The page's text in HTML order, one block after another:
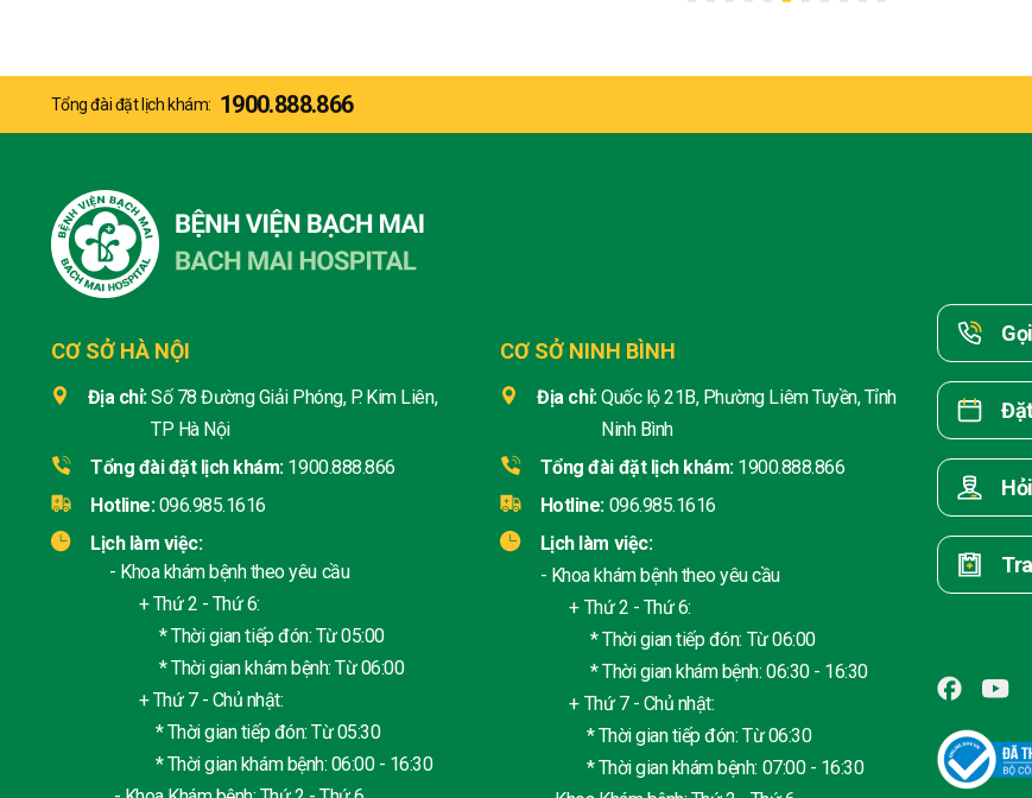
Tổng đài đặt lịch khám: 1900.888.866
CƠ SỞ HÀ NỘI
Địa chỉ:Số 78 Đường Giải Phóng, P. Kim Liên,
TP Hà Nội
Tổng đài đặt lịch khám: 1900.888.866
Hotline: 096.985.1616
Lịch làm việc:
- Khoa khám bệnh theo yêu cầu
+ Thứ 2 - Thứ 6:
* Thời gian tiếp đón: Từ 05:00
* Thời gian khám bệnh: Từ 06:00
+ Thứ 7 - Chủ nhật:
* Thời gian tiếp đón: Từ 05:30
* Thời gian khám bệnh: 06:00 - 16:30
CƠ SỞ NINH BÌNH
Địa chỉ:Quốc lộ 21B, Phường Liêm Tuyền, Tỉnh
Ninh Bình
Tổng đài đặt lịch khám: 1900.888.866
Hotline: 096.985.1616
Lịch làm việc:
- Khoa khám bệnh theo yêu cầu
+ Thứ 2 - Thứ 6:
* Thời gian tiếp đón: Từ 06:00
* Thời gian khám bệnh: 06:30 - 16:30
+ Thứ 7 - Chủ nhật:
* Thời gian tiếp đón: Từ 06:30
* Thời gian khám bệnh: 07:00 - 16:30